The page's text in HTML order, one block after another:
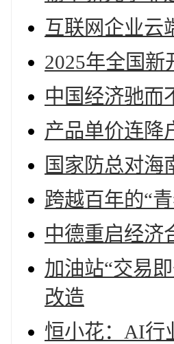
互联网企业云
2025年全国
中国经济驰而
产品单价连降
国家防总对海
跨越百年的“
中德重启经济
加油站“交易
改造
恒小花：AI行